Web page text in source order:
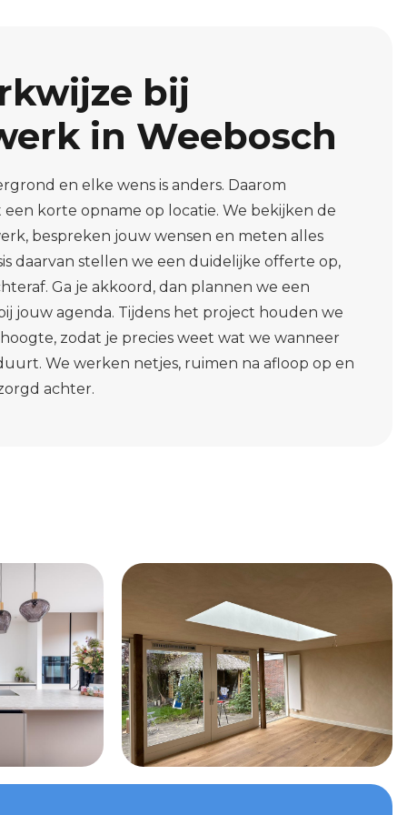
bij
in Weebosch
en elke wens is anders. Daarom
korte opname op locatie. We bekijken de
bespreken jouw wensen en meten alles
daarvan stellen we een duidelijke offerte op,
Ga je akkoord, dan plannen we een
jouw agenda. Tijdens het project houden we
zodat je precies weet wat we wanneer
We werken netjes, ruimen na afloop op en
achter.